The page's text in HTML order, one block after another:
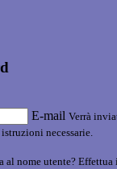
E-mail Verrà
necessarie.
al nome utente? Effettua